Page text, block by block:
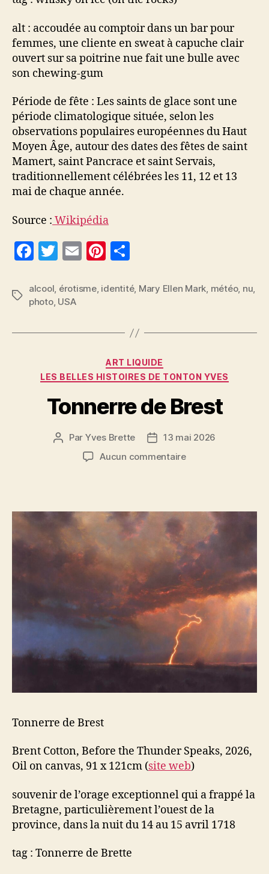
alt : accoudée au comptoir dans un bar pour
femmes, une cliente en sweat à capuche clair
ouvert sur sa poitrine nue fait une bulle avec
son chewing-gum
Période de fête : Les saints de glace sont une
période climatologique située, selon les
observations populaires européennes du Haut
Moyen Âge, autour des dates des fêtes de saint
Mamert, saint Pancrace et saint Servais,
traditionnellement célébrées les 11, 12 et 13
mai de chaque année.
Source : Wikipédia
F
c
e
b
k
T
itt
er
E
ai
Pi
er
t
rt
g
Étiquettes
alcool, érotisme, identité, Mary Ellen Mark, météo, nu,
photo, USA
Catégories
ART LIQUIDE
LES BELLES HISTOIRES DE TONTON YVES
Tonnerre de Brest
Auteur
l’article
Par Yves Brette
Date13 mai 2026
Aucun commentairesur
Tonnerre de Brest
Brent Cotton, Before the Thunder Speaks, 2026,
Oil on canvas, 91 x 121cm (site web)
souvenir de l’orage exceptionnel qui a frappé la
Bretagne, particulièrement l’ouest de la
province, dans la nuit du 14 au 15 avril 1718
tag : Tonnerre de Brette